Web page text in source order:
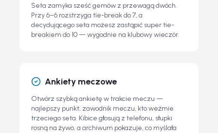
Seta zamyka sześć gemów z przewagą dwóch.
Przy 6–6 rozstrzyga tie-break do 7, a
decydującego seta możesz zastąpić super tie-
breakiem do 10 — wygodnie na klubowy wieczór.
Ankiety meczowe
Otwórz szybką ankietę w trakcie meczu —
najlepszy punkt, zawodnik meczu, kto weźmie
trzeciego seta. Kibice głosują z telefonu, słupki
rosną na żywo, a archiwum pokazuje, co myślała